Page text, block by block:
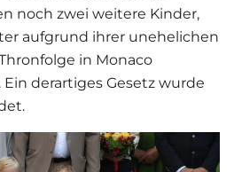
noch zwei weitere Kinder,
aufgrund ihrer unehelichen
in Monaco
derartiges Gesetz wurde